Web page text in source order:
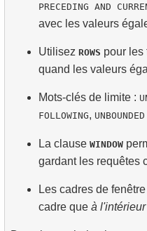
PRECEDING AND
avec les valeurs
Utilisez ROWS pour les
quand les valeurs
Mots-clés de limite :
FOLLOWING,
La clause WINDOW
gardant les requêtes
Les cadres de
cadre que à l'intérieur